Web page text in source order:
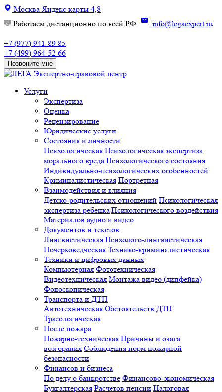
МоскваЯндекс карты 4,8
Работаем дистанционно по всей РФ
info@legaexpert.ru
+7 (977) 941-89-85
+7 (499) 964-52-66
Позвоните мне
Экспертно-правовой центр
Услуги
Экспертиза
Оценка
Рецензирование
Юридические услуги
Состояния и личности
Психологическая Психологическая экспертиза
морального вреда Психологического состояния
Индивидуально-психологических особенностей
Криминалистическая Портретная
Взаимодействия и влияния
Детско-родительских отношений Психологическая
экспертиза ребенка Психологического воздействия
Материалов аудио и видео
Документов и текстов
Лингвистическая Психолого-лингвистическая
Почерковедческая Технико-криминалистическая
Техники и цифровых данных
Компьютерная Фототехническая
Видеотехническая Монтажа видео (дипфейка)
Фоноскопическая
Транспорта и ДТП
Автотехническая Обстоятельств ДТП
Трасологическая
После пожара
Пожарно-техническая Причины и очага
возгорания Соблюдения норм пожарной
безопасности
Финансов и бизнеса
По делу о банкротстве Финансово-экономическая
Бухгалтерская Расчетов пенсии Налоговая